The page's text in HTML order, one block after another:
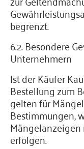
begrenzt.
6.2. Besondere
Unternehmern
Ist der Käufer
Bestellung zum
gelten für
Bestimmungen,
erfolgen.